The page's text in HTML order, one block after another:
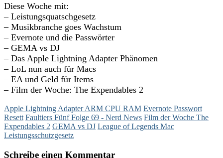
Diese Woche mit:
– Leistungsquatschgesetz
– Musikbranche goes Wachstum
– Evernote und die Passwörter
– GEMA vs DJ
– Das Apple Lightning Adapter Phänomen
– LoL nun auch für Macs
– EA und Geld für Items
– Film der Woche: The Expendables 2
Apple Lightning Adapter ARM CPU RAM Evernote Passwort
Resett Faultiers Fünf Folge 69 - Nerd News Film der Woche The
Expendables 2 GEMA vs DJ League of Legends Mac
Leistungsschutzgesetz
Schreibe einen Kommentar